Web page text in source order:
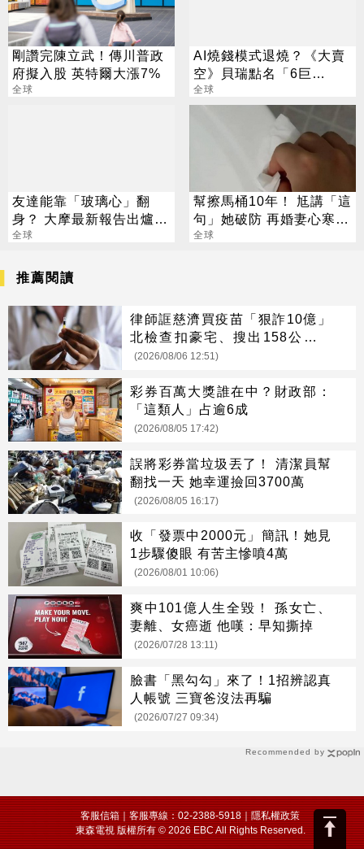
剛讚完陳立武！傳川普政
府擬入股 英特爾大漲7%
全球
AI燒錢模式退燒？《大賣
空》貝瑞點名「6巨
頭」：市場已經投票
全球
友達能靠「玻璃心」翻
身？ 大摩最新報告出爐
目標價也曝光
全球
幫擦馬桶10年！ 尪講「這
句」她破防 再婚妻心寒喊
離婚
全球
Recommended by
推薦閱讀
律師誆慈濟買疫苗「狠詐10億」
北檢查扣豪宅、搜出158公斤黃
金
(2026/08/06 12:51)
彩券百萬大獎誰在中？財政部：
「這類人」占逾6成
(2026/08/05 17:42)
誤將彩券當垃圾丟了！ 清潔員幫
翻找一天 她幸運撿回3700萬
(2026/08/05 16:17)
收「發票中2000元」簡訊！她見
1步驟傻眼 有苦主慘噴4萬
(2026/08/01 10:06)
爽中101億人生全毀！ 孫女亡、
妻離、女癌逝 他嘆：早知撕掉
(2026/07/28 13:11)
臉書「黑勾勾」來了！1招辨認真
人帳號 三寶爸沒法再騙
(2026/07/27 09:34)
客服信箱｜客服專線：02-2388-5918｜隱私權政策
東森電視 版權所有 © 2026 EBC All Rights Reserved.